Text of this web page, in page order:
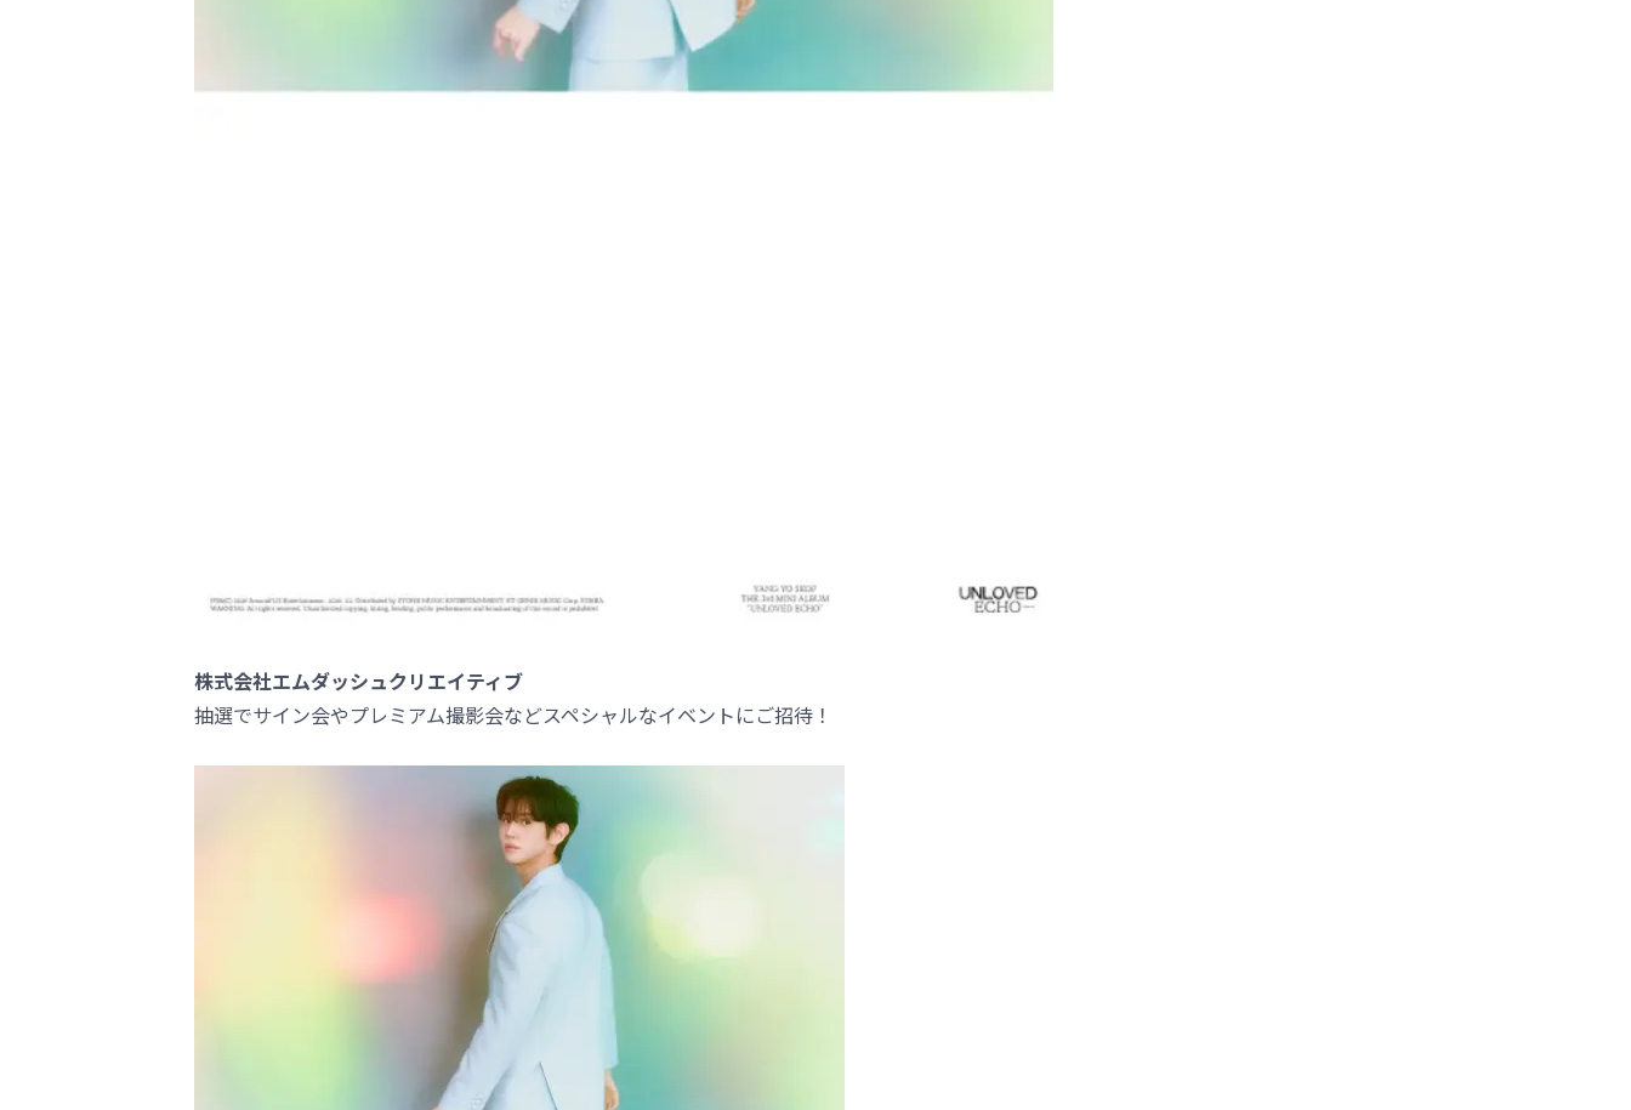
株式会社エムダッシュクリエイティブ
抽選でサイン会やプレミアム撮影会などスペシャルなイベントにご招待！